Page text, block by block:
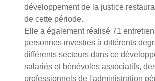
développement de la justice
de cette période.
Elle a également réalisé 71
personnes investies à différents
différents secteurs dans ce
salariés et bénévoles associatifs,
professionnels de l'administration